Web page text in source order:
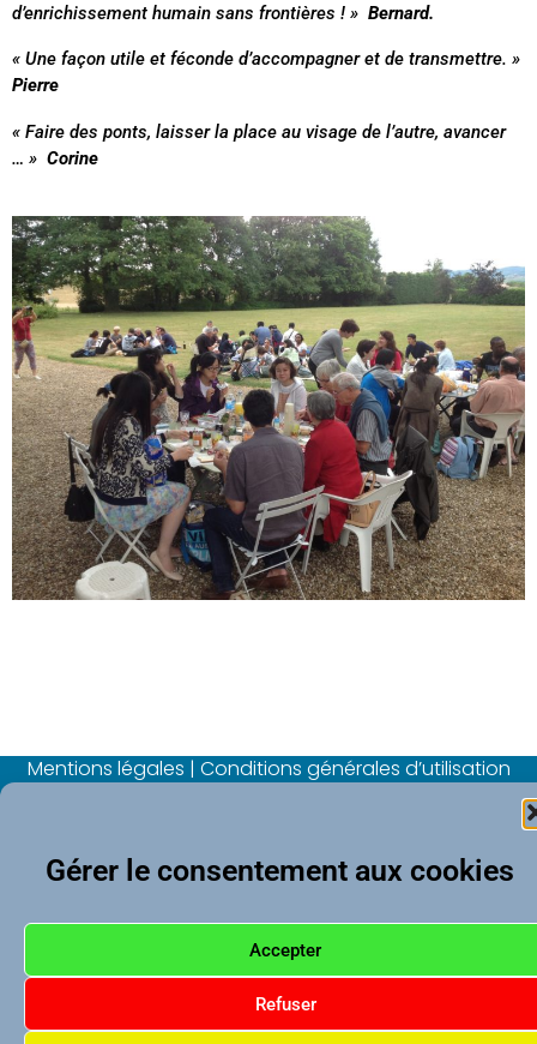
Gérer le consentement aux cookies
Accepter
Refuser
d’enrichissement humain sans frontières ! » Bernard.
« Une façon utile et féconde d’accompagner et de transmettre. »
Pierre
« Faire des ponts, laisser la place au visage de l’autre, avancer
… » Corine
Mentions légales | Conditions générales d’utilisation
CPU Lyon
1, rue Bonald 69007 Lyon
accueil@cpu-lyon.org